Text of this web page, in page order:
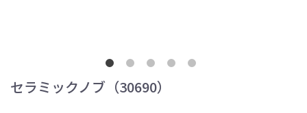
セラミックノブ（30690）